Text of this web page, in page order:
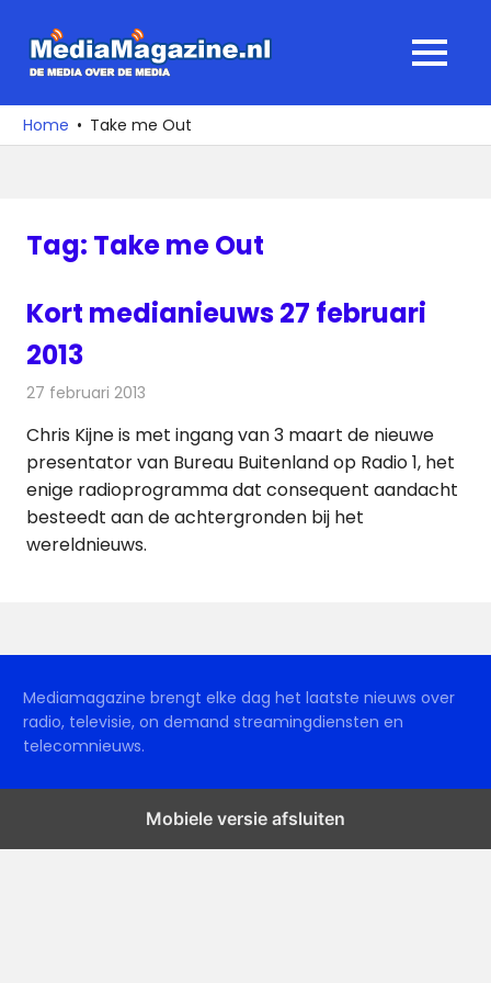
naar
media
over
MENU
Home Take me Out
Tag: Take me Out
Kort medianieuws 27 februari
2013
27 februari 2013
Chris Kijne is met ingang van 3 maart de nieuwe
presentator van Bureau Buitenland op Radio 1, het
enige radioprogramma dat consequent aandacht
besteedt aan de achtergronden bij het
wereldnieuws.
Mediamagazine brengt elke dag het laatste nieuws over
radio, televisie, on demand streamingdiensten en
telecomnieuws.
Mobiele versie afsluiten